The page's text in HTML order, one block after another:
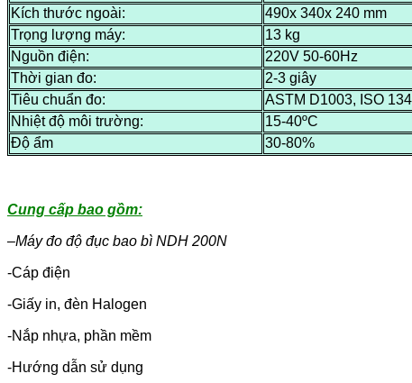
Kích thước ngoài:
490x 340x 240 mm
Trọng lượng máy:
13 kg
Nguồn điện:
220V 50-60Hz
Thời gian đo:
2-3 giây
Tiêu chuẩn đo:
ASTM D1003, ISO
Nhiệt độ môi trường:
15-40ºC
Độ ẩm
30-80%
Cung cấp bao gồm:
–Máy đo độ đục bao bì NDH 200N
-Cáp điện
-Giấy in, đèn Halogen
-Nắp nhựa, phần mềm
-Hướng dẫn sử dụng